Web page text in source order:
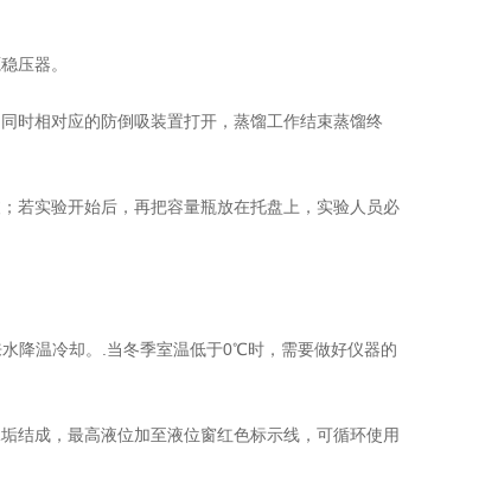
压器。
相对应的防倒吸装置打开，蒸馏工作结束蒸馏终
实验开始后，再把容量瓶放在托盘上，实验人员必
温冷却。.当冬季室温低于0℃时，需要做好仪器的
成，最高液位加至液位窗红色标示线，可循环使用